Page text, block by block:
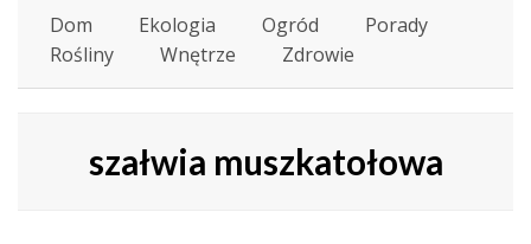
Dom Ekologia Ogród
Porady
Rośliny
Wnętrze Zdrowie
szałwia muszkatołowa